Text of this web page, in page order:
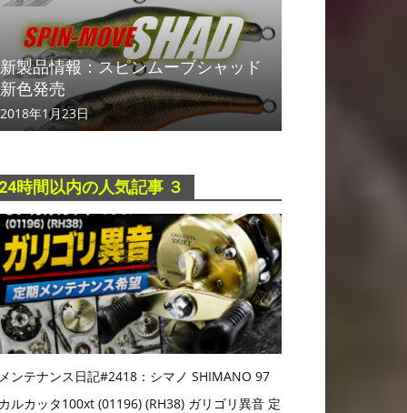
新製品情報：スピンムーブシャッド
新色発売
2018年1月23日
時間以内の人気記事 ３
ンテナンス日記#2418：シマノ SHIMANO 97
ルカッタ100xt (01196) (RH38) ガリゴリ異音 定